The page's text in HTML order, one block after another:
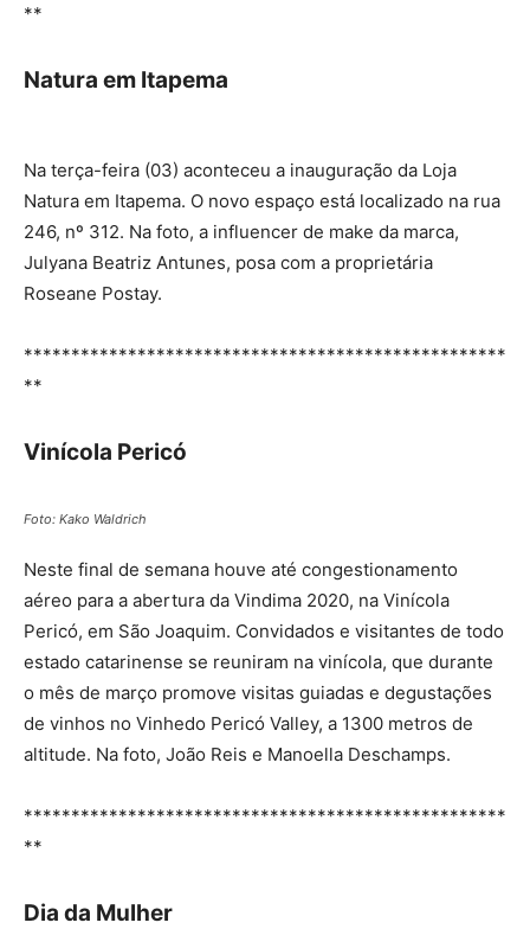
**
Natura em Itapema
Na terça-feira (03) aconteceu a inauguração da Loja
Natura em Itapema. O novo espaço está localizado na rua
246, nº 312. Na foto, a influencer de make da marca,
Julyana Beatriz Antunes, posa com a proprietária
Roseane Postay.
***************************************************
**
Vinícola Pericó
Foto: Kako Waldrich
Neste final de semana houve até congestionamento
aéreo para a abertura da Vindima 2020, na Vinícola
Pericó, em São Joaquim. Convidados e visitantes de todo
estado catarinense se reuniram na vinícola, que durante
o mês de março promove visitas guiadas e degustações
de vinhos no Vinhedo Pericó Valley, a 1300 metros de
altitude. Na foto, João Reis e Manoella Deschamps.
***************************************************
**
Dia da Mulher